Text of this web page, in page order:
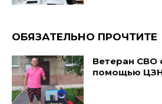
ОБЯЗАТЕЛЬНО ПРОЧТИТЕ
Ветеран СВО
помощью